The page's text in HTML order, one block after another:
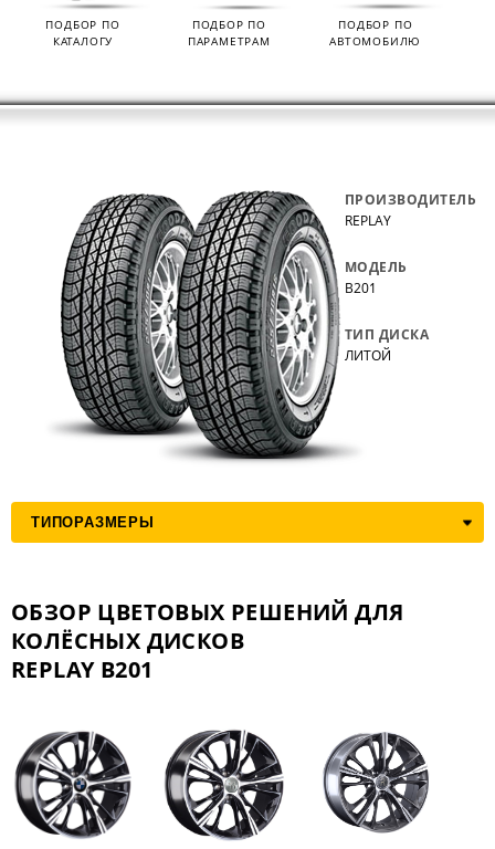
ПОДБОР ПО
КАТАЛОГУ
ПОДБОР ПО
ПАРАМЕТРАМ
ПОДБОР ПО
АВТОМОБИЛЮ
ПРОИЗВОДИТЕЛЬ
REPLAY
МОДЕЛЬ
B201
ТИП ДИСКА
ЛИТОЙ
ОБЗОР ЦВЕТОВЫХ РЕШЕНИЙ ДЛЯ
КОЛЁСНЫХ ДИСКОВ
REPLAY B201